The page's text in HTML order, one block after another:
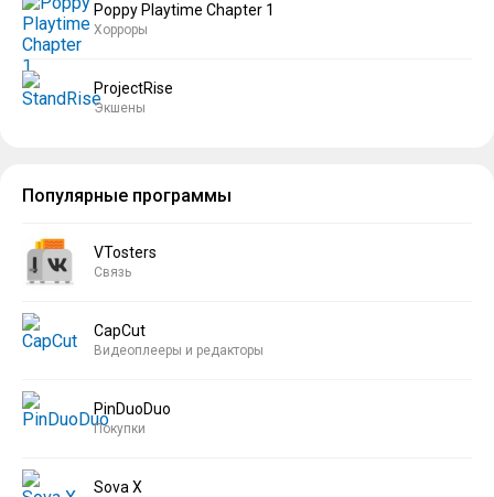
Poppy Playtime Chapter 1
Хорроры
ProjectRise
Экшены
Популярные программы
VTosters
Связь
CapCut
Видеоплееры и редакторы
PinDuoDuo
Покупки
Sova X